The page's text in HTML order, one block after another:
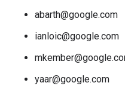
abarth@google.com
ianloic@google.com
yaar@google.com